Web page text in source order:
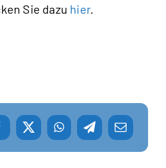
Sie dazu hier.